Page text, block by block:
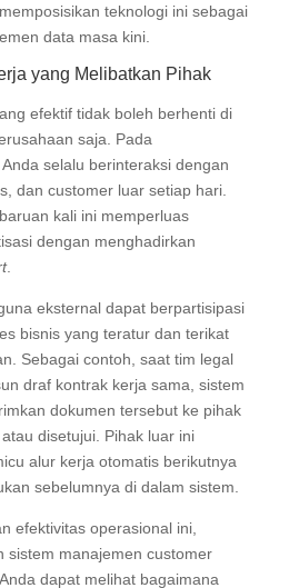
teknologi ini sebagai
data masa kini.
yang Melibatkan Pihak
efektif tidak boleh berhenti di
saja. Pada
selalu berinteraksi dengan
dan customer luar setiap hari.
kali ini memperluas
dengan menghadirkan
.
eksternal dapat berpartisipasi
bisnis yang teratur dan terikat
Sebagai contoh, saat tim legal
draf kontrak kerja sama, sistem
dokumen tersebut ke pihak
disetujui. Pihak luar ini
alur kerja otomatis berikutnya
sebelumnya di dalam sistem.
efektivitas operasional ini,
sistem manajemen customer
dapat melihat bagaimana